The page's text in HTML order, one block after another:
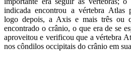
indicada encontrou a vértebra Atlas
logo depois, a Axis e mais três ou
encontrado o crânio, o que era de se
aproveitou e verificou que a vértebra
nos côndilos occipitais do crânio em